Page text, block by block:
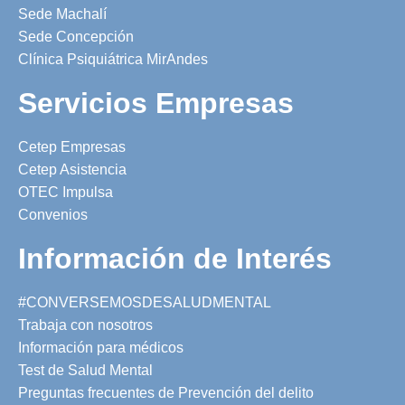
Sede Machalí
Sede Concepción
Clínica Psiquiátrica MirAndes
Servicios Empresas
Cetep Empresas
Cetep Asistencia
OTEC Impulsa
Convenios
Información de Interés
#CONVERSEMOSDESALUDMENTAL
Trabaja con nosotros
Información para médicos
Test de Salud Mental
Preguntas frecuentes de Prevención del delito